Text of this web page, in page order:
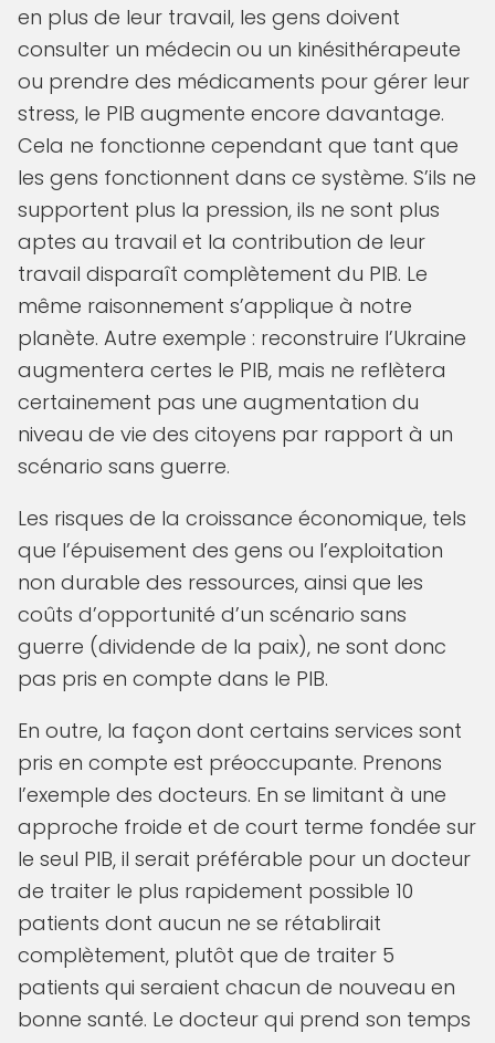
en plus de leur travail, les gens doivent
consulter un médecin ou un kinésithérapeute
ou prendre des médicaments pour gérer leur
stress, le PIB augmente encore davantage.
Cela ne fonctionne cependant que tant que
les gens fonctionnent dans ce système. S’ils ne
supportent plus la pression, ils ne sont plus
aptes au travail et la contribution de leur
travail disparaît complètement du PIB. Le
même raisonnement s’applique à notre
planète. Autre exemple : reconstruire l’Ukraine
augmentera certes le PIB, mais ne reflètera
certainement pas une augmentation du
niveau de vie des citoyens par rapport à un
scénario sans guerre.
Les risques de la croissance économique, tels
que l’épuisement des gens ou l’exploitation
non durable des ressources, ainsi que les
coûts d’opportunité d’un scénario sans
guerre (dividende de la paix), ne sont donc
pas pris en compte dans le PIB.
En outre, la façon dont certains services sont
pris en compte est préoccupante. Prenons
l’exemple des docteurs. En se limitant à une
approche froide et de court terme fondée sur
le seul PIB, il serait préférable pour un docteur
de traiter le plus rapidement possible 10
patients dont aucun ne se rétablirait
complètement, plutôt que de traiter 5
patients qui seraient chacun de nouveau en
bonne santé. Le docteur qui prend son temps